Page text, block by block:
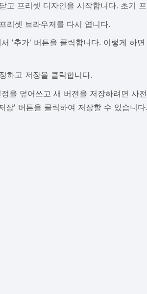
고 프리셋 디자인을 시작합니다. 초기
리셋 브라우저를 다시 엽니다.
'추가' 버튼을 클릭합니다. 이렇게 하
하고 저장을 클릭합니다.
을 덮어쓰고 새 버전을 저장하려면 사
장' 버튼을 클릭하여 저장할 수 있습니다.